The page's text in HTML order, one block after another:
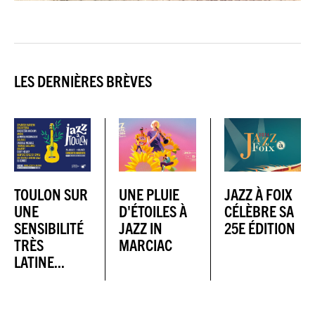
LES DERNIÈRES BRÈVES
TOULON SUR
UNE
SENSIBILITÉ
TRÈS
LATINE...
UNE PLUIE
D'ÉTOILES À
JAZZ IN
MARCIAC
JAZZ À FOIX
CÉLÈBRE SA
25E ÉDITION